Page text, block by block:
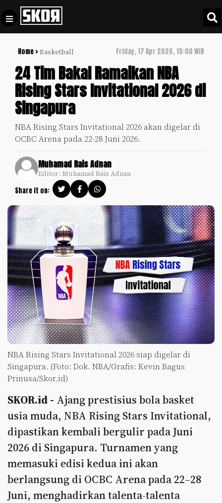
Home > Basketball Friday, 17 Apr 2026, 15:00 WIB
24 Tim Bakal Ramaikan NBA
Rising Stars Invitational 2026 di
Singapura
NBA Rising Stars Invitational 2026 akan digelar di
OCBC Arena pada 22-28 Juni 2026.
Muhamad Rais Adnan
Editor : Muhamad Rais Adnan
Share it on:
NBA Rising Stars Invitational 2026 siap digelar di
Singapura. (Foto: Dok. NBA/Grafis: Kevin Bagus
Prinusa/Skor.id)
SKOR.id - Ajang prestisius bola basket
usia muda, NBA Rising Stars Invitational,
dipastikan kembali bergulir pada Juni
2026 di Singapura. Turnamen yang
memasuki edisi kedua ini akan
berlangsung di OCBC Arena pada 22–28
Juni, menghadirkan talenta-talenta
Football +
Culture +
+
Timnas
Indonesia
SKOR
Video
Policy
Pedoman
Pemberitaan
Media
Siber
Tentang
Kami